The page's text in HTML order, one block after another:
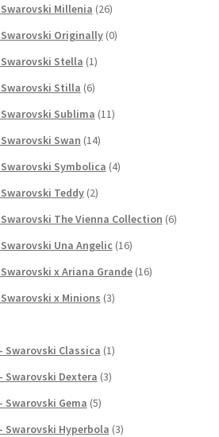
Millenia (26)
Originally (0)
Stella (1)
Stilla (6)
Sublima (11)
Swan (14)
Symbolica (4)
Teddy (2)
The Vienna Collection (6)
Una Angelic (16)
x Ariana Grande (16)
x Minions (3)
Swarovski Classica (1)
Swarovski Dextera (3)
Gema (5)
Swarovski Hyperbola (3)